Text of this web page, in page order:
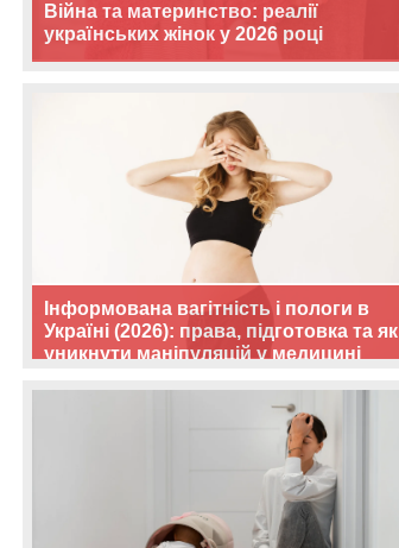
Війна та материнство: реалії
українських жінок у 2026 році
Інформована вагітність і пологи в
Україні (2026): права, підготовка та як
уникнути маніпуляцій у медицині